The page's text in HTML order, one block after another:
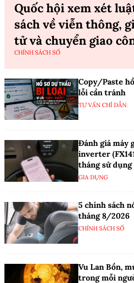
Quốc hội xem xét
sách về viễn thông,
tử và chuyển giao
CHÍNH SÁCH SỐ
Copy/Paste
lỗi cần tránh
TƯ VẤN CHỈ DẪN
Đánh giá máy
inverter
tháng sử dụng
GIA DỤNG
5 chính sách
tháng 8/2026
CHÍNH SÁCH SỐ
Vu Lan Bồn,
trong mỗi